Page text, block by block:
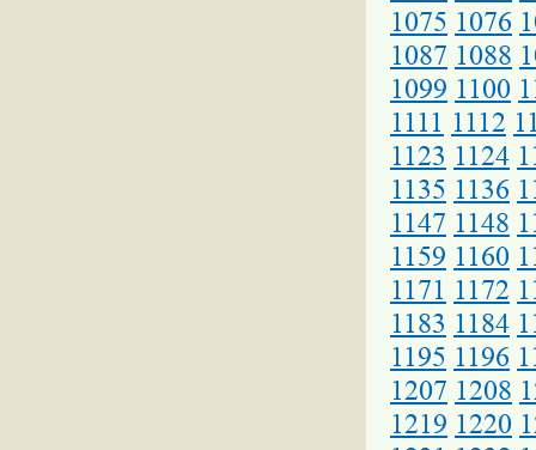
1075 1076
1087 1088
1099 1100
1111 1112
1123 1124
1135 1136
1147 1148
1159 1160
1171 1172
1183 1184
1195 1196
1207 1208
1219 1220